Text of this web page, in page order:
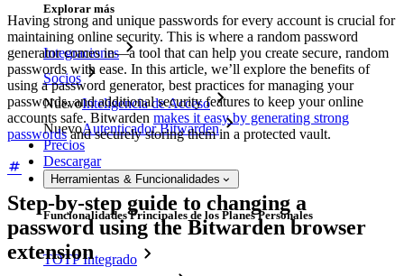
Explorar más
Integraciones
Socios
NuevoInteligencia de Acceso
NuevoAutenticador Bitwarden
Precios
Descargar
Herramientas & Funcionalidades
Funcionalidades Principales de los Planes Personales
TOTP Integrado
Having strong and unique passwords for every account is crucial for
maintaining online security. This is where a random password
generator comes in—a tool that can help you create secure, random
passwords with ease. In this article, we’ll explore the benefits of
using a password generator, best practices for managing your
passwords, and additional security features to keep your online
accounts safe. Bitwarden makes it easy by generating strong
passwordsand securely storing them in a protected vault.
Step-by-step guide to changing a
password using the Bitwarden browser
extension